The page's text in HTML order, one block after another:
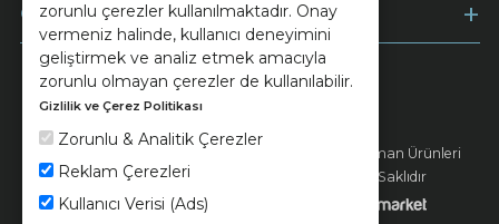
zorunlu çerezler kullanılmaktadır. Onay
vermeniz halinde, kullanıcı deneyimini
geliştirmek ve analiz etmek amacıyla
zorunlu olmayan çerezler de kullanılabilir.
Gizlilik ve Çerez Politikası
Zorunlu & Analitik Çerezler
Reklam Çerezleri
Kullanıcı Verisi (Ads)
Ödeme
Keramika Kvkk ve Çerez Politikası
© 2026 Ünsa Madencilik Turizm Enerji Seramik Orman Ürünleri
Elektrik Üretim San. ve Tic. A.Ş. - Tüm Hakları Saklıdır